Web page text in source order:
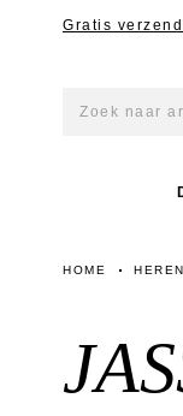
Gratis
HOME HEREN